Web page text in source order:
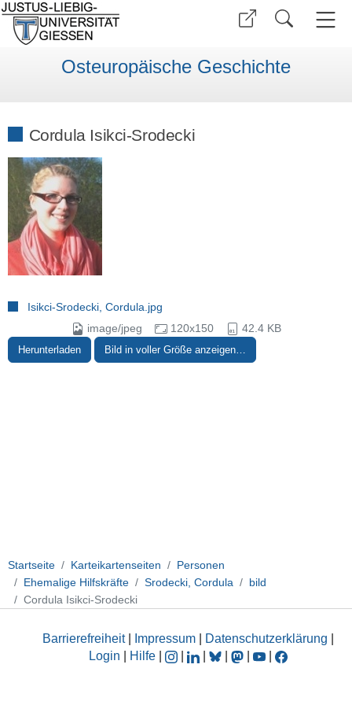
Osteuropäische Geschichte
Cordula Isikci-Srodecki
Isikci-Srodecki, Cordula.jpg
image/jpeg
120x150 42.4 KB
Herunterladen Bild in voller Größe anzeigen…
Startseite Karteikartenseiten
Personen
Ehemalige Hilfskräfte
Srodecki, Cordula
bild
Cordula Isikci-Srodecki
Barrierefreiheit| Impressum Datenschutzerklärung
Login
Hilfe